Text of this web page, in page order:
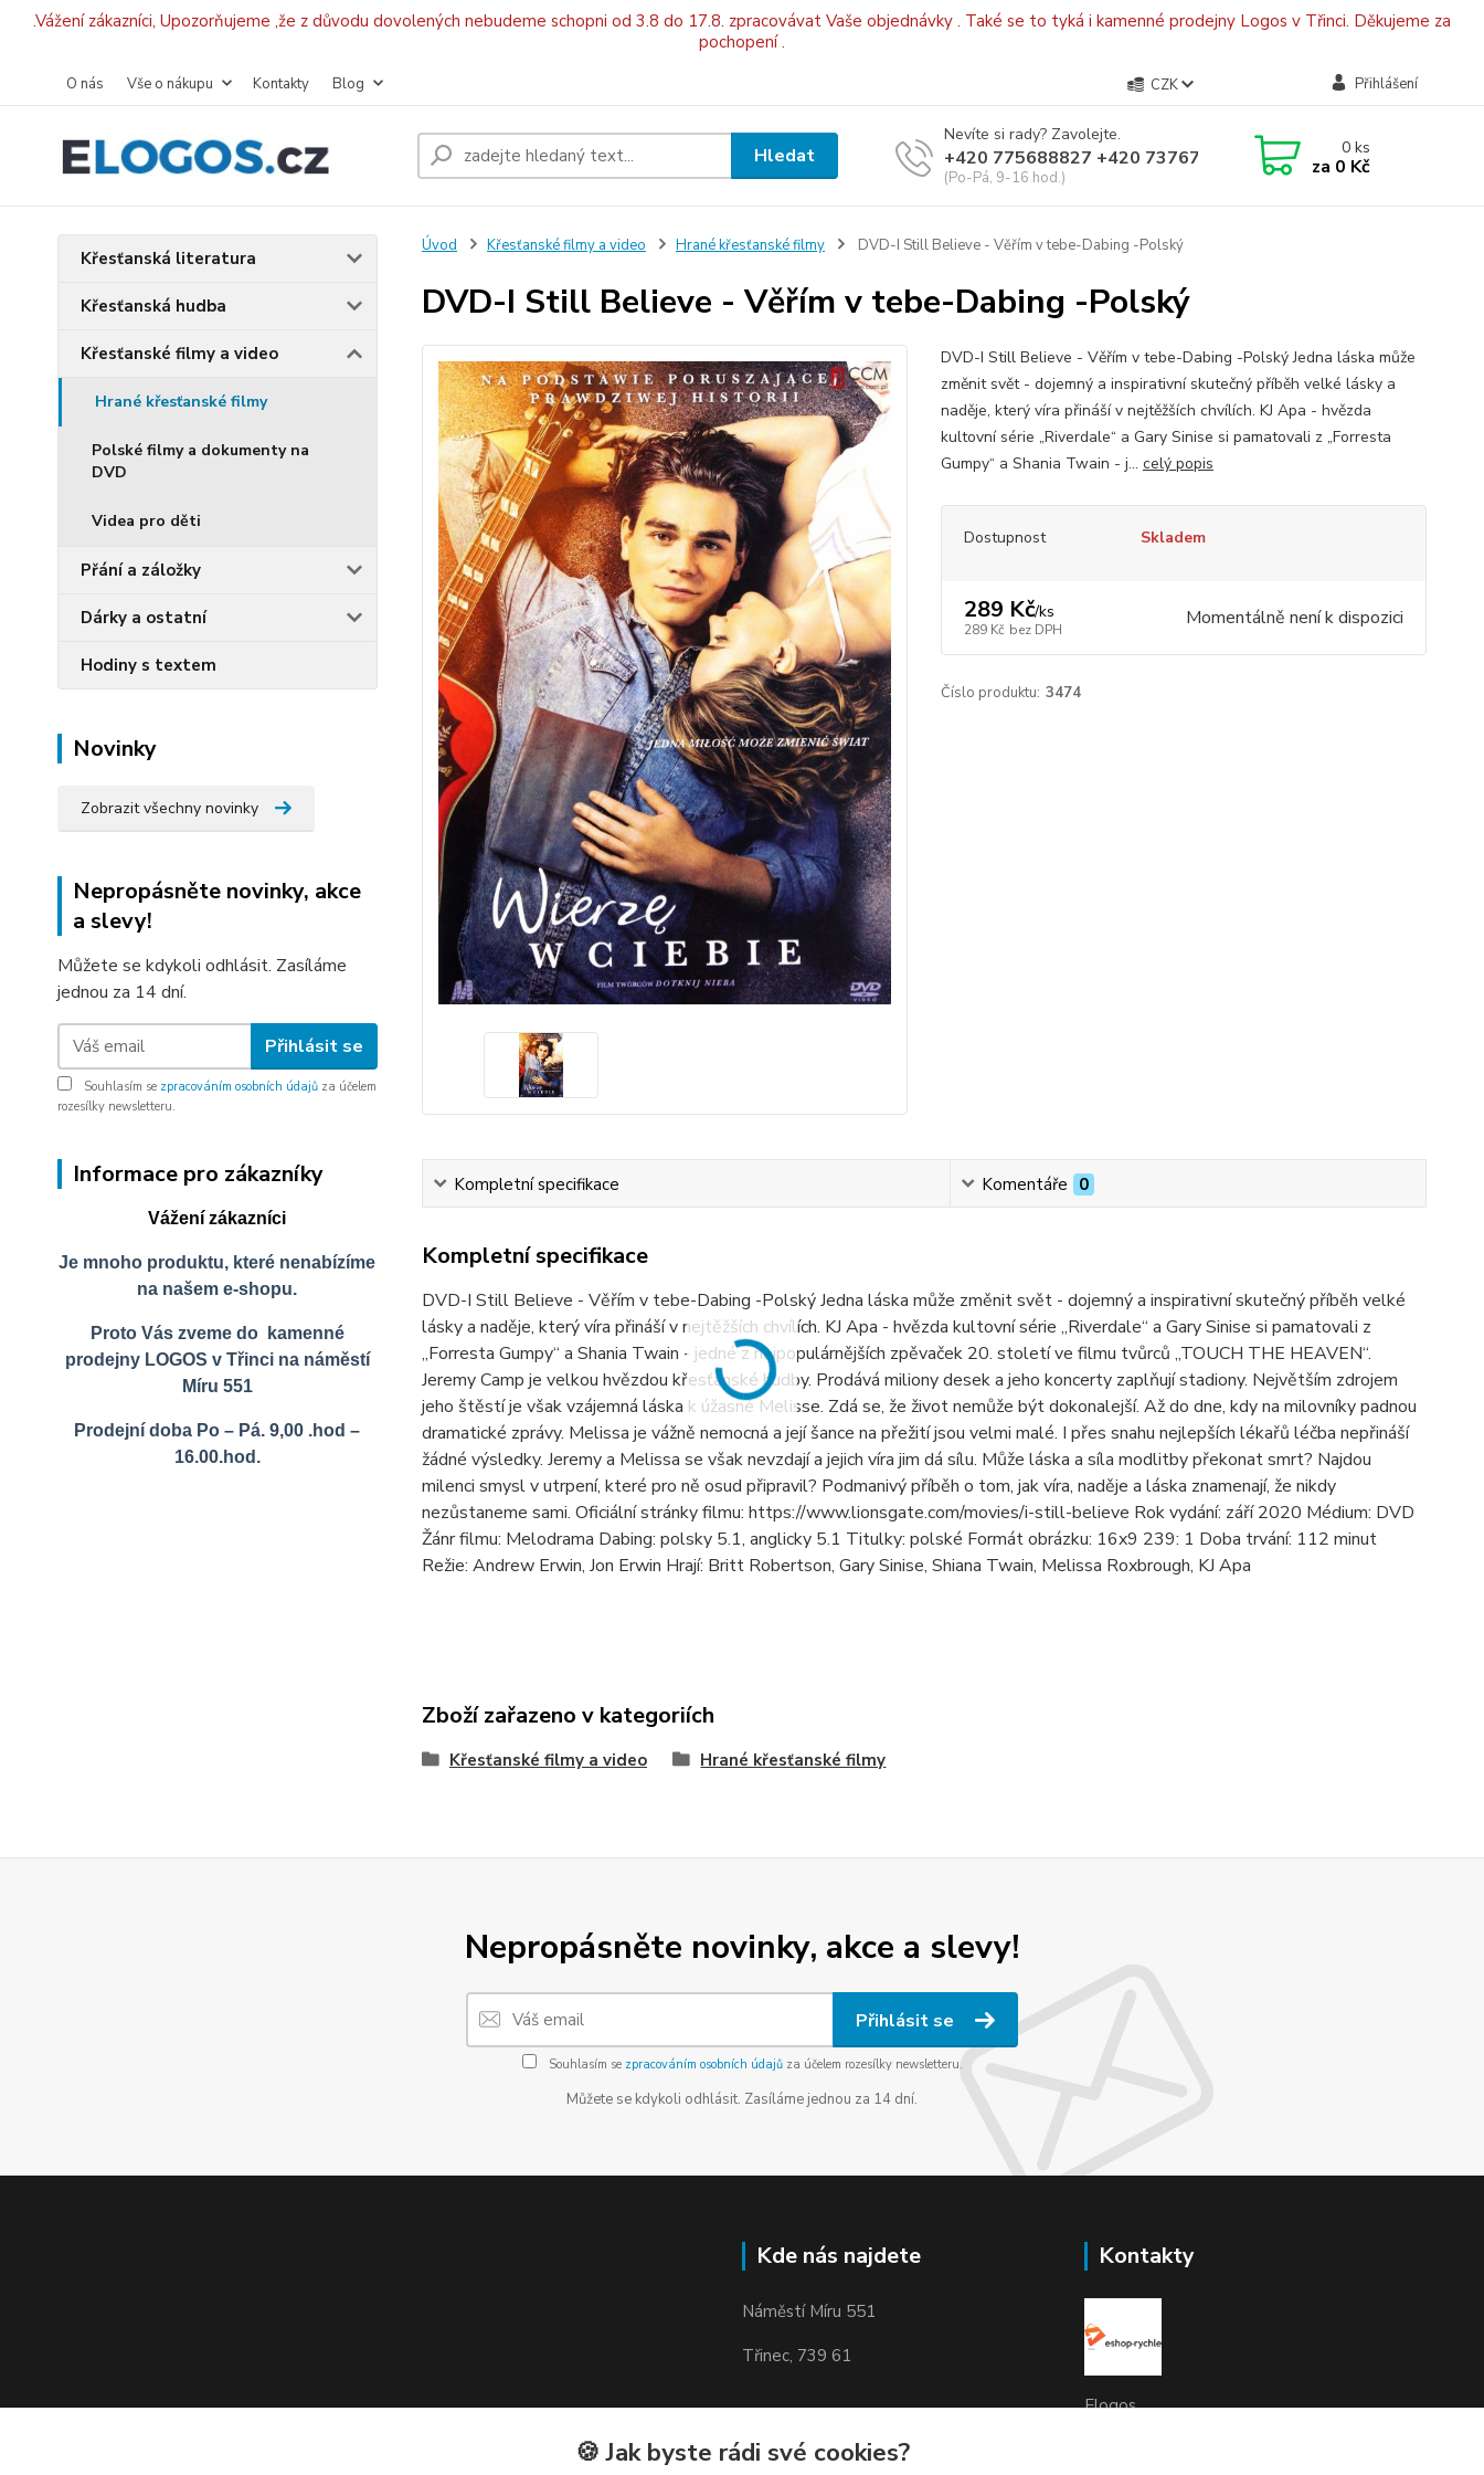
.Vážení zákazníci, Upozorňujeme ,že z důvodu dovolených nebudeme schopni od 3.8 do 17.8. zpracovávat Vaše objednávky . Také se to tyká i kamenné prodejny Logos v Třinci. Děkujeme za
pochopení .
O nás Vše o nákupu Kontakty Blog CZK Přihlášení
Hledat
Nevíte si rady? Zavolejte.
+420 775688827 +420 737670415
(Po-Pá, 9-16 hod.)
0ks
za 0 Kč
Křesťanská literatura
Křesťanská hudba
Křesťanské filmy a video
Hrané křesťanské filmy
Polské filmy a dokumenty na
DVD
Videa pro děti
Přání a záložky
Dárky a ostatní
Hodiny s textem
Novinky
Zobrazit všechny novinky
Nepropásněte novinky, akce
a slevy!
Můžete se kdykoli odhlásit. Zasíláme
jednou za 14 dní.
Přihlásit se
Souhlasím se zpracováním osobních údajů za účelem
rozesílky newsletteru.
Informace pro zákazníky
Vážení zákazníci
Je mnoho produktu, které nenabízíme
na našem e-shopu.
Proto Vás zveme do kamenné
prodejny LOGOS v Třinci na náměstí
Míru 551
Prodejní doba Po – Pá. 9,00 .hod –
16.00.hod.
Úvod Křesťanské filmy a video Hrané křesťanské filmy DVD-I Still Believe - Věřím v tebe-Dabing -Polský
DVD-I Still Believe - Věřím v tebe-Dabing -Polský
DVD-I Still Believe - Věřím v tebe-Dabing -Polský Jedna láska může
změnit svět - dojemný a inspirativní skutečný příběh velké lásky a
naděje, který víra přináší v nejtěžších chvílích. KJ Apa - hvězda
kultovní série „Riverdale“ a Gary Sinise si pamatovali z „Forresta
Gumpy“ a Shania Twain - j... celý popis
Dostupnost Skladem
289 Kč/ks
289 Kč bez DPH Momentálně není k dispozici
Číslo produktu: 3474
Kompletní specifikace Komentáře 0
Kompletní specifikace
DVD-I Still Believe - Věřím v tebe-Dabing -Polský Jedna láska může změnit svět - dojemný a inspirativní skutečný příběh velké
lásky a naděje, který víra přináší v nejtěžších chvílích. KJ Apa - hvězda kultovní série „Riverdale“ a Gary Sinise si pamatovali z
„Forresta Gumpy“ a Shania Twain - jedné z nejpopulárnějších zpěvaček 20. století ve filmu tvůrců „TOUCH THE HEAVEN“.
Jeremy Camp je velkou hvězdou křesťanské hudby. Prodává miliony desek a jeho koncerty zaplňují stadiony. Největším zdrojem
jeho štěstí je však vzájemná láska k úžasné Melisse. Zdá se, že život nemůže být dokonalejší. Až do dne, kdy na milovníky padnou
dramatické zprávy. Melissa je vážně nemocná a její šance na přežití jsou velmi malé. I přes snahu nejlepších lékařů léčba nepřináší
žádné výsledky. Jeremy a Melissa se však nevzdají a jejich víra jim dá sílu. Může láska a síla modlitby překonat smrt? Najdou
milenci smysl v utrpení, které pro ně osud připravil? Podmanivý příběh o tom, jak víra, naděje a láska znamenají, že nikdy
nezůstaneme sami. Oficiální stránky filmu: https://www.lionsgate.com/movies/i-still-believe Rok vydání: září 2020 Médium: DVD
Žánr filmu: Melodrama Dabing: polsky 5.1, anglicky 5.1 Titulky: polské Formát obrázku: 16x9 239: 1 Doba trvání: 112 minut
Režie: Andrew Erwin, Jon Erwin Hrají: Britt Robertson, Gary Sinise, Shiana Twain, Melissa Roxbrough, KJ Apa
Zboží zařazeno v kategoriích
Křesťanské filmy a video Hrané křesťanské filmy
Nepropásněte novinky, akce a slevy!
Přihlásit se
Souhlasím se zpracováním osobních údajůza účelem rozesílky newsletteru.
Můžete se kdykoli odhlásit. Zasíláme jednou za 14 dní.
Kde nás najdete
Náměstí Míru 551
Třinec, 739 61
Kontakty
Elogos
🍪 Jak byste rádi své cookies?